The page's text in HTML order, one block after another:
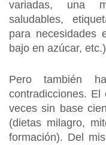
variadas, una
saludables,
para necesidades
bajo en azúcar,
Pero también
contradicciones. El
veces sin base
(dietas milagro,
formación). Del